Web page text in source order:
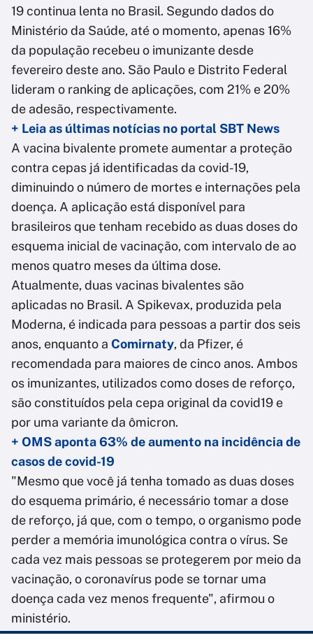
19 continua lenta no Brasil. Segundo dados do
Ministério da Saúde, até o momento, apenas 16%
da população recebeu o imunizante desde
fevereiro deste ano. São Paulo e Distrito Federal
lideram o ranking de aplicações, com 21% e 20%
de adesão, respectivamente.
+ Leia as últimas notícias no portal SBT News
A vacina bivalente promete aumentar a proteção
contra cepas já identificadas da covid-19,
diminuindo o número de mortes e internações pela
doença. A aplicação está disponível para
brasileiros que tenham recebido as duas doses do
esquema inicial de vacinação, com intervalo de ao
menos quatro meses da última dose.
Atualmente, duas vacinas bivalentes são
aplicadas no Brasil. A Spikevax, produzida pela
Moderna, é indicada para pessoas a partir dos seis
anos, enquanto a Comirnaty, da Pfizer, é
recomendada para maiores de cinco anos. Ambos
os imunizantes, utilizados como doses de reforço,
são constituídos pela cepa original da covid19 e
por uma variante da ômicron.
+ OMS aponta 63% de aumento na incidência de
casos de covid-19
"Mesmo que você já tenha tomado as duas doses
do esquema primário, é necessário tomar a dose
de reforço, já que, com o tempo, o organismo pode
perder a memória imunológica contra o vírus. Se
cada vez mais pessoas se protegerem por meio da
vacinação, o coronavírus pode se tornar uma
doença cada vez menos frequente", afirmou o
ministério.